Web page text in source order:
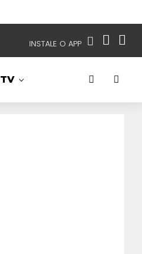
INSTALE O APP
APP TV SBT
TV